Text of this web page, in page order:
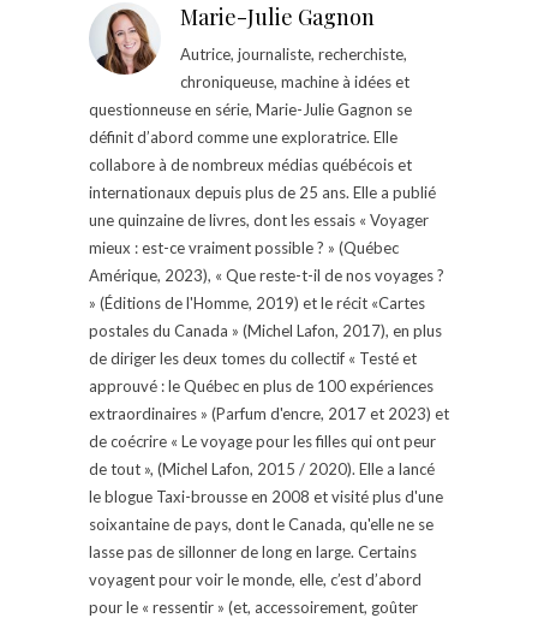
Marie-Julie Gagnon
Autrice, journaliste, recherchiste,
chroniqueuse, machine à idées et
questionneuse en série, Marie-Julie Gagnon se
définit d’abord comme une exploratrice. Elle
collabore à de nombreux médias québécois et
internationaux depuis plus de 25 ans. Elle a publié
une quinzaine de livres, dont les essais « Voyager
mieux : est-ce vraiment possible ? » (Québec
Amérique, 2023), « Que reste-t-il de nos voyages ?
» (Éditions de l'Homme, 2019) et le récit «Cartes
postales du Canada » (Michel Lafon, 2017), en plus
de diriger les deux tomes du collectif « Testé et
approuvé : le Québec en plus de 100 expériences
extraordinaires » (Parfum d'encre, 2017 et 2023) et
de coécrire « Le voyage pour les filles qui ont peur
de tout », (Michel Lafon, 2015 / 2020). Elle a lancé
le blogue Taxi-brousse en 2008 et visité plus d'une
soixantaine de pays, dont le Canada, qu'elle ne se
lasse pas de sillonner de long en large. Certains
voyagent pour voir le monde, elle, c’est d’abord
pour le « ressentir » (et, accessoirement, goûter